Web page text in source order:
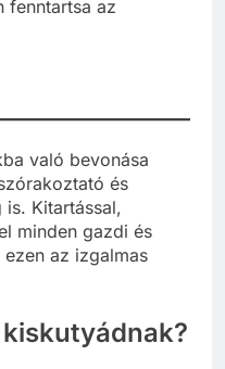
fenntartsa az
való bevonása
és
Kitartással,
minden gazdi és
az izgalmas